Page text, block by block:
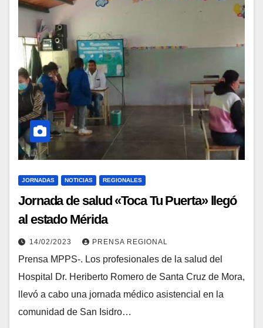
JORNADAS NOTICIAS REGIONALES
Jornada de salud «Toca Tu Puerta» llegó
al estado Mérida
14/02/2023 PRENSA REGIONAL
Prensa MPPS-. Los profesionales de la salud del
Hospital Dr. Heriberto Romero de Santa Cruz de Mora,
llevó a cabo una jornada médico asistencial en la
comunidad de San Isidro…